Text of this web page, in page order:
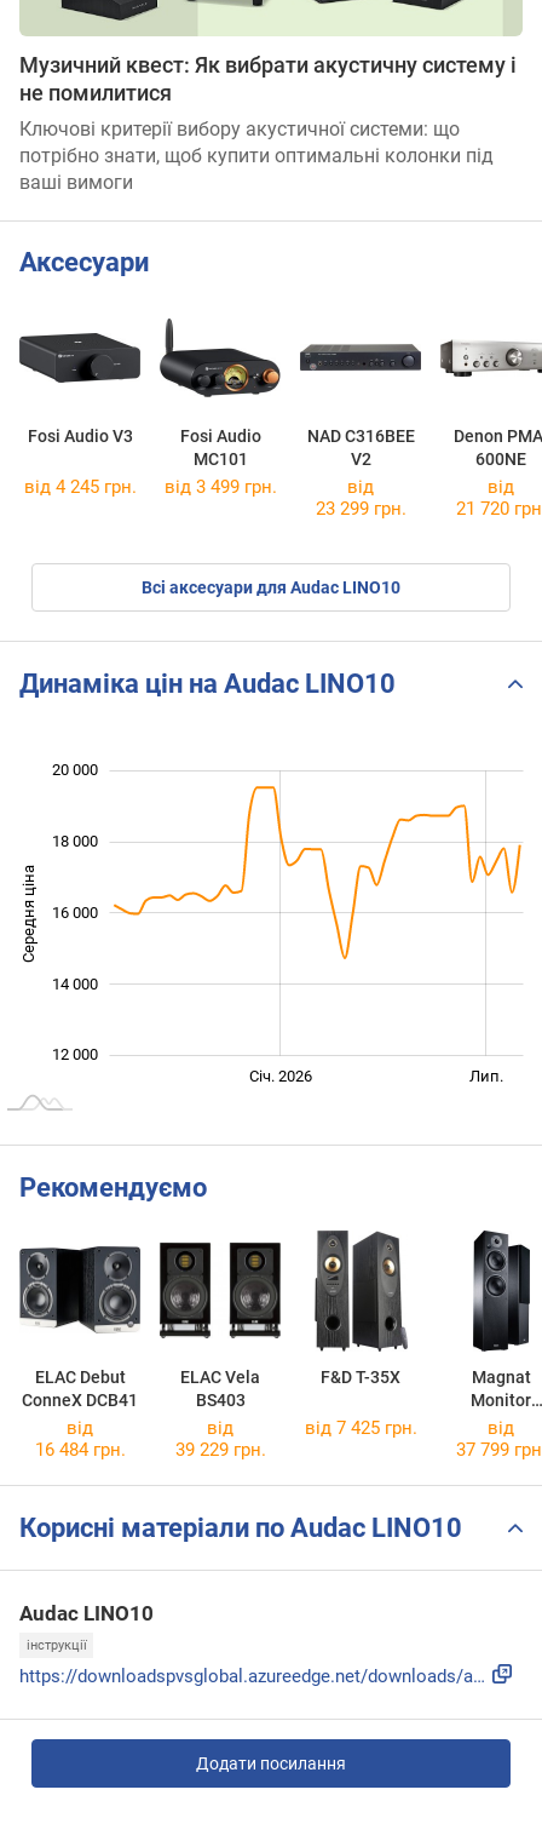
Музичний квест: Як вибрати акустичну систему і
не помилитися
Ключові критерії вибору акустичної системи: що
потрібно знати, щоб купити оптимальні колонки під
ваші вимоги
Аксесуари
Fosi Audio V3
Fosi Audio
MC101
NAD C316BEE
V2
Denon
600NE
від 4 245 грн. від 3 499 грн.
від
23 299 грн.
від
21 720
Всі аксесуари для Audac LINO10
Динаміка цін на Audac LINO10
Середня ціна 12 000
12 000
14 000
16 000
18 000
20 000
Січ. 2026 Лип.
Рекомендуємо
ELAC Debut
ConneX DCB41
ELAC Vela
BS403
F&D T-35X
Magnat
Monitor
Reference
від
16 484 грн.
від
39 229 грн.
від 7 425 грн.
від
37 799
Корисні матеріали по Audac LINO10
Audac LINO10
інструкції
https://downloadspvsglobal.azureedge.net/downloads/audac/pr...
Додати посилання